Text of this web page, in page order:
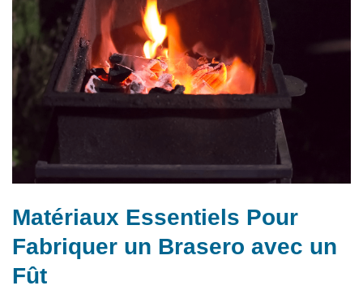
Matériaux Essentiels Pour
Fabriquer un Brasero avec un
Fût